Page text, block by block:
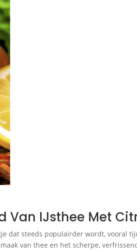
Van IJsthee Met
dat steeds populairder wordt, vooral
van thee en het scherpe,